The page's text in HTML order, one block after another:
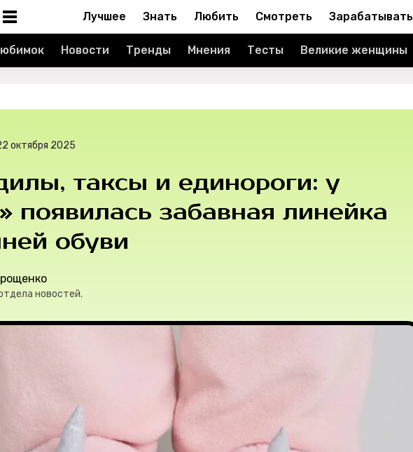
Лучшее Знать Любить Смотреть Зарабатывать
Новости Тренды Мнения Тесты Великие женщины
октября 2025
таксы и единороги: у
появилась забавная линейка
обуви
новостей.